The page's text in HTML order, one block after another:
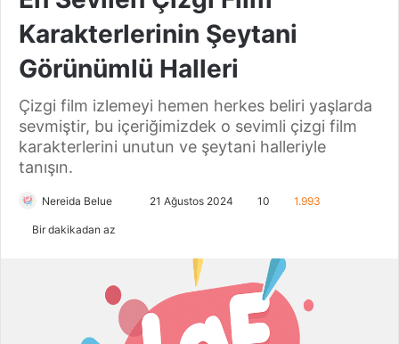
Karakterlerinin Şeytani
Görünümlü Halleri
Çizgi film izlemeyi hemen herkes beliri yaşlarda
sevmiştir, bu içeriğimizdek o sevimli çizgi film
karakterlerini unutun ve şeytani halleriyle
tanışın.
Nereida Belue
o
21 Ağustos 2024 10 1.993
Bir dakikadan az